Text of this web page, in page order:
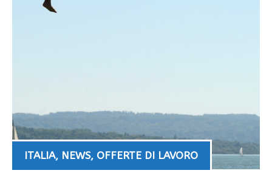
ITALIA, NEWS, OFFERTE DI LAVORO